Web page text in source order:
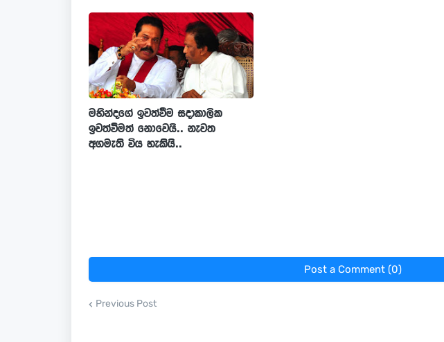
මහින්දගේ ඉවත්වීම සදාකාලික
ඉවත්වීමත් නොවෙයි.. නැවත
අගමැති විය හැකියි..
Post a Comment (0)
Previous Post